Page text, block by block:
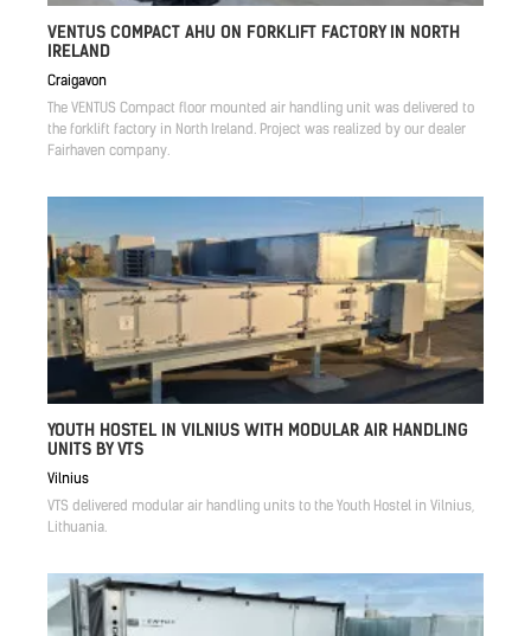
VENTUS COMPACT AHU ON FORKLIFT FACTORY IN NORTH
IRELAND
Craigavon
The VENTUS Compact floor mounted air handling unit was delivered to
the forklift factory in North Ireland. Project was realized by our dealer
Fairhaven company.
YOUTH HOSTEL IN VILNIUS WITH MODULAR AIR HANDLING
UNITS BY VTS
Vilnius
VTS delivered modular air handling units to the Youth Hostel in Vilnius,
Lithuania.